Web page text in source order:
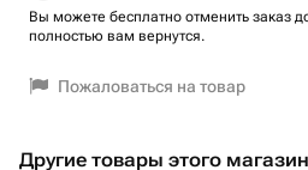
Вы можете бесплатно отменить заказ
полностью вам вернутся.
Пожаловаться на товар
Другие товары этого